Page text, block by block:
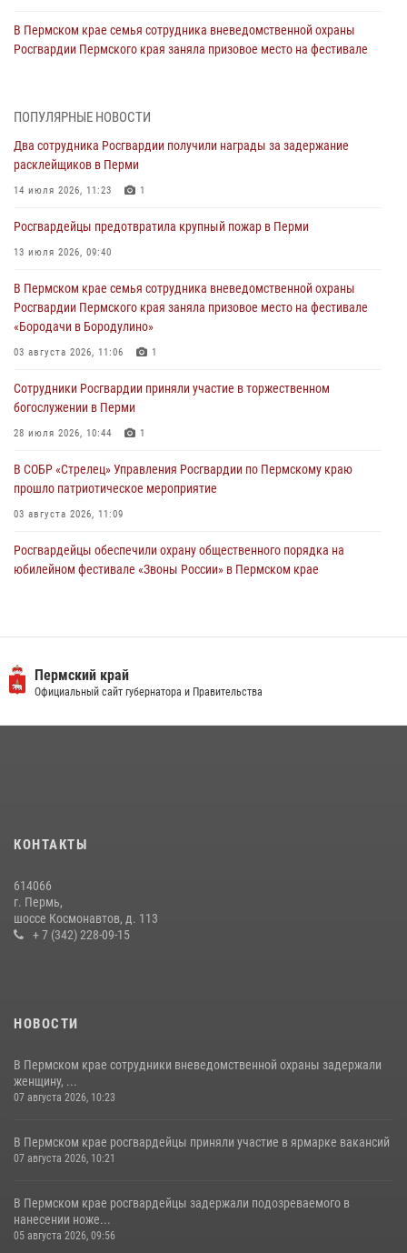
В Пермском крае семья сотрудника вневедомственной охраны
Росгвардии Пермского края заняла призовое место на фестивале
юных спортсменов
03 августа 2026, 10:59
30 июля 2026, 05:19
богослужении в Перми
28 июля 2026, 10:44
Росгвардейцы оказали силовую поддержку при задержании
28 июля 2026, 06:15
ПОПУЛЯРНЫЕ НОВОСТИ
Два сотрудника Росгвардии получили награды за задержание
расклейщиков в Перми
14 июля 2026, 11:23 1
Росгвардейцы предотвратила крупный пожар в Перми
13 июля 2026, 09:40
В Пермском крае семья сотрудника вневедомственной охраны
Росгвардии Пермского края заняла призовое место на фестивале
«Бородачи в Бородулино»
03 августа 2026, 11:06 1
Сотрудники Росгвардии приняли участие в торжественном
богослужении в Перми
28 июля 2026, 10:44 1
В СОБР «Стрелец» Управления Росгвардии по Пермскому краю
прошло патриотическое мероприятие
03 августа 2026, 11:09
Росгвардейцы обеспечили охрану общественного порядка на
юбилейном фестивале «Звоны России» в Пермском крае
ветеринарно-санитарной службы с годовщиной образования
13 июля 2026, 10:43
17 июля 2026, 10:34
30 июля 2026, 05:19
Пермский край
Официальный сайт губернатора и Правительства
КОНТАКТЫ
614066
г. Пермь,
шоссе Космонавтов, д. 113
+ 7 (342) 228-09-15
НОВОСТИ
В Пермском крае сотрудники вневедомственной охраны задержали
женщину, ...
07 августа 2026, 10:23
В Пермском крае росгвардейцы приняли участие в ярмарке вакансий
07 августа 2026, 10:21
В Пермском крае росгвардейцы задержали подозреваемого в
нанесении ноже...
05 августа 2026, 09:56